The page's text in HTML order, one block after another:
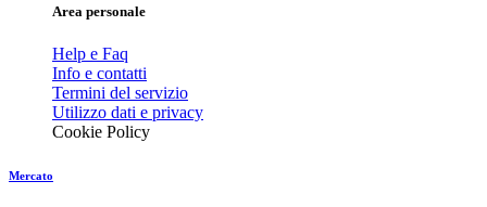
Area personale
Help e Faq
Info e contatti
Termini del servizio
Utilizzo dati e privacy
Cookie Policy
Mercato